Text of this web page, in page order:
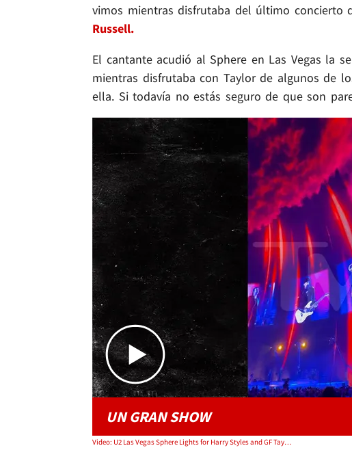
vimos mientras disfrutaba del último concierto
Russell.
El cantante acudió al Sphere en Las Vegas la
mientras disfrutaba con Taylor de algunos de
ella. Si todavía no estás seguro de que son
UN GRAN SHOW
Video: U2 Las Vegas Sphere Lights for Harry Styles and GF Taylor Russell